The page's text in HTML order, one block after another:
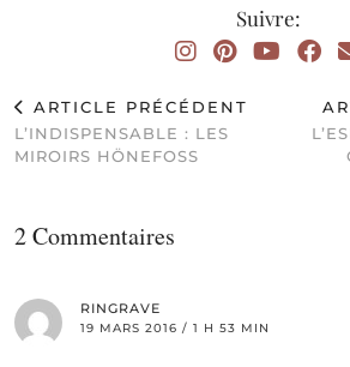
Suivre:
ARTICLE PRÉCÉDENT
L’INDISPENSABLE : LES
MIROIRS HÖNEFOSS
2 Commentaires
RINGRAVE
19 MARS 2016 / 1 H 53 MIN